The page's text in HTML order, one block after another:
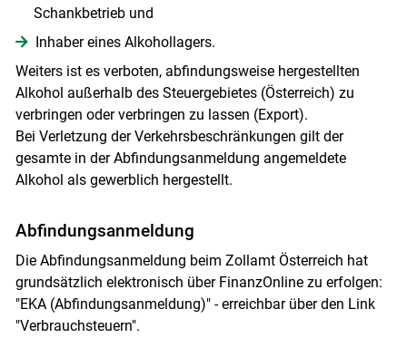
Schankbetrieb und
Inhaber eines Alkohollagers.
Weiters ist es verboten, abfindungsweise hergestellten
Alkohol außerhalb des Steuergebietes (Österreich) zu
verbringen oder verbringen zu lassen (Export).
Bei Verletzung der Verkehrsbeschränkungen gilt der
gesamte in der Abfindungsanmeldung angemeldete
Alkohol als gewerblich hergestellt.
Abfindungsanmeldung
Die Abfindungsanmeldung beim Zollamt Österreich hat
grundsätzlich elektronisch über FinanzOnline zu erfolgen:
"EKA (Abfindungsanmeldung)" - erreichbar über den Link
"Verbrauchsteuern".